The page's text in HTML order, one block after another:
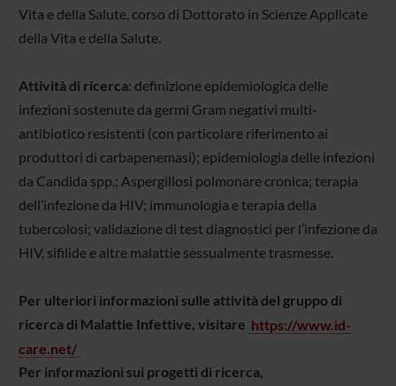
Vita e della Salute, corso di Dottorato in Scienze Applicate
della Vita e della Salute.
Attività di ricerca: definizione epidemiologica delle
infezioni sostenute da germi Gram negativi multi-
antibiotico resistenti (con particolare riferimento ai
produttori di carbapenemasi); epidemiologia delle infezioni
da Candida spp.; Aspergillosi polmonare cronica; terapia
dell’infezione da HIV; immunologia e terapia della
tubercolosi; validazione di test diagnostici per l’infezione da
HIV, sifilide e altre malattie sessualmente trasmesse.
Per ulteriori informazioni sulle attività del gruppo di
ricerca di Malattie Infettive, visitare https://www.id-
care.net/
Per informazioni sui progetti di ricerca,